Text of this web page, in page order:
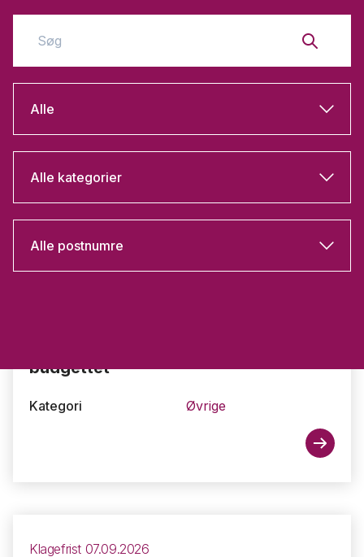
Alle
Alle kategorier
Alle postnumre
budgettet
Kategori Øvrige
Klagefrist 07.09.2026